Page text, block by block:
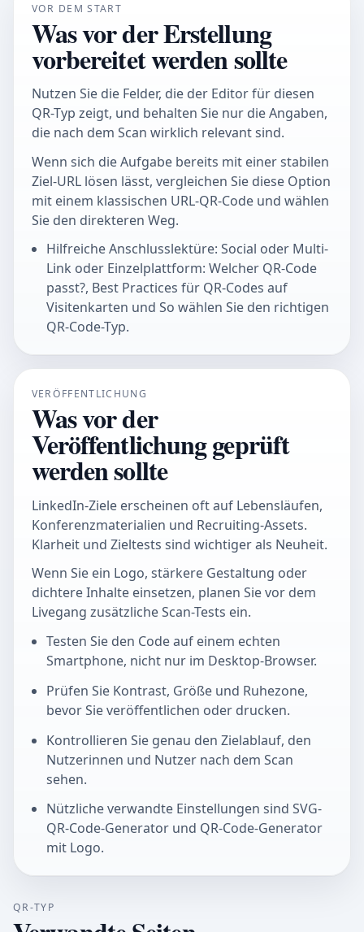
VOR DEM START
Was vor der Erstellung
vorbereitet werden sollte
Nutzen Sie die Felder, die der Editor für diesen
QR-Typ zeigt, und behalten Sie nur die Angaben,
die nach dem Scan wirklich relevant sind.
Wenn sich die Aufgabe bereits mit einer stabilen
Ziel-URL lösen lässt, vergleichen Sie diese Option
mit einem klassischen URL-QR-Code und wählen
Sie den direkteren Weg.
Hilfreiche Anschlusslektüre: Social oder Multi-
Link oder Einzelplattform: Welcher QR-Code
passt?, Best Practices für QR-Codes auf
Visitenkarten und So wählen Sie den richtigen
QR-Code-Typ.
VERÖFFENTLICHUNG
Was vor der
Veröffentlichung geprüft
werden sollte
LinkedIn-Ziele erscheinen oft auf Lebensläufen,
Konferenzmaterialien und Recruiting-Assets.
Klarheit und Zieltests sind wichtiger als Neuheit.
Wenn Sie ein Logo, stärkere Gestaltung oder
dichtere Inhalte einsetzen, planen Sie vor dem
Livegang zusätzliche Scan-Tests ein.
Testen Sie den Code auf einem echten
Smartphone, nicht nur im Desktop-Browser.
Prüfen Sie Kontrast, Größe und Ruhezone,
bevor Sie veröffentlichen oder drucken.
Kontrollieren Sie genau den Zielablauf, den
Nutzerinnen und Nutzer nach dem Scan
sehen.
Nützliche verwandte Einstellungen sind SVG-
QR-Code-Generator und QR-Code-Generator
mit Logo.
QR-TYP